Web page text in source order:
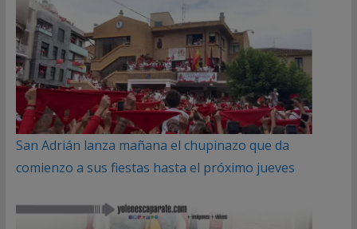
San Adrián lanza mañana el chupinazo que da
comienzo a sus fiestas hasta el próximo jueves